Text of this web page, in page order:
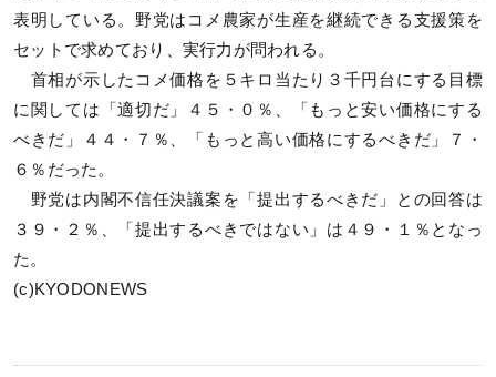
表明している。野党はコメ農家が生産を継続できる支援策を
セットで求めており、実行力が問われる。
首相が示したコメ価格を５キロ当たり３千円台にする目標
に関しては「適切だ」４５・０％、「もっと安い価格にする
べきだ」４４・７％、「もっと高い価格にするべきだ」７・
６％だった。
野党は内閣不信任決議案を「提出するべきだ」との回答は
３９・２％、「提出するべきではない」は４９・１％となっ
た。
(c)KYODONEWS